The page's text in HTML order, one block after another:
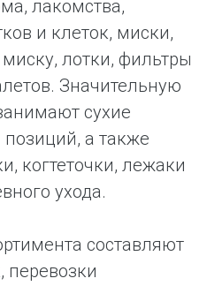
лакомства,
и клеток, миски,
лотки, фильтры
Значительную
сухие
а также
когтеточки, лежаки
ухода.
составляют
перевозки